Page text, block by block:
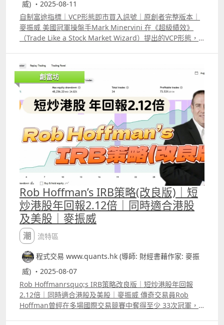
Backtest Report
httpswww.tradingview.comscriptdf1YGeTT%E5%B0%88
%E7%82%92UVIX%E7%AD%96%E7%95%A5 8 線性回歸
指標1.0 YouTube介紹影片 httpsyoutu.bedazPklx6Nvc 指
標原理介紹
httpswww.tradingview.comscript1D11hGCm%E7%B7%
9A%E6%80%A7%E5%9B%9E%E6%AD%B8%E6%8C%87
%E6%A8%9910 9 Rob Hoffman IRB策略改良版 YouTube
介紹影片 httpswww.youtube.comwatchv=0Bek8Xz2qtQ
Backtest Report港股版
httpswww.tradingview.comscripttMpjELSqRobHoffman
IRBStrategy%E6%94%B9%E8%89%AF%E7%89%88%E6
%B8%AF%E8%82%A1%E7%89%88%E6%9C%AC
Backtest Report美股版
httpswww.tradingview.comscriptiW0xXBjbRobHoffman
IRBStrategy%E6%94%B9%E8%89%AF%E7%89%88
httpswww.tradingview.comscriptK3wgWwILICT%E7%A
D%96%E7%95%A5%E6%94%B9%E8%89%AF%E7%89%8
82%E7%BE%8E%E8%82%A1%E5%8F%8AETF%E7%89%8
8 3 收市前下單 月收入增2.7萬策略 YouTube介紹影片
Backtest Report
httpswww.tradingview.comscriptero6ddTkAftermarket
%E4%B8%8B%E5%96%AEStrategy 4 T33_香港期指策略
YouTube介紹影片
httpsyoutu.bekoYtAO9AZKksi=k5H9jsOnUma53K9
Backtest Report
httpswww.tradingview.comscriptYpZG1OnXT33%E9%A
6%99%E6%B8%AF%E6%9C%9F%E6%8C%87%E7%89%8
8beta17autotrade%E7%89%88%E6%9C%AC 5 著名個人
炒家John Carter 自創策略1年賺1800萬美元 改良版
YouTube介紹影片
httpsyoutu.beFQzQ8o4pz_4si=zF10XqrlCw8wbgP9
Backtest Report
httpswww.tradingview.comscriptGn7udQ7mTTM%E8%
83%8C%E9%A6%B3%E6%94%B9%E8%89%AF%E7%89%
88 6 瑞典交易員Kristjan Kullamagi交易策略改良版
YouTube介紹影片
httpsyoutu.beEwZJ6jdhpXssi=pWqnY7By89I9_pYl
Backtest Report
httpswww.tradingview.comscriptjAmLZsVY%E7%91%9E
%E5%85%B8%E4%BA%A4%E6%98%93%E5%93%A1Kris
tjanKullamagi%E4%BA%A4%E6%98%93%E7%AD%96%
E7%95%A5 7專炒UVIX策略 YouTube介紹影片
httpsyoutu.beeNf96DNwFMEsi=16blJAt42R51UySt
Backtest Report
httpswww.tradingview.comscriptdf1YGeTT%E5%B0%88
威) ・2025-08-11
自制富途指標｜VCP形態即市買入訊號｜原創者完整版本｜
麥振威 美國冠軍操盤手Mark Minervini 在《超級績效》
（Trade Like a Stock Market Wizard）提出的VCP形態，
為要用程式寫需要解決很多主觀既問題，影片講解了，用程
式寫VCP形態需注意的要點，Patreon及Youtube 高級會員
則可使用VCP即市買入訊號富途指標及用Trading View的
pine script寫的VCP完整版本。
創富坊
Rob Hoffman’s IRB策略(改良版)｜短
炒港股年回報2.12倍｜同時適合港股
及美股｜麥振威
潮流特區
程式交易 www.quants.hk (導師: 財經書藉作家: 麥振
威) ・2025-08-07
Rob Hoffmanrsquo;s IRB策略改良版｜短炒港股年回報
2.12倍｜同時適合港股及美股｜麥振威 傳奇交易員Rob
Hoffman曾經在多場國際交易競賽中奪得至少 33次冠軍，